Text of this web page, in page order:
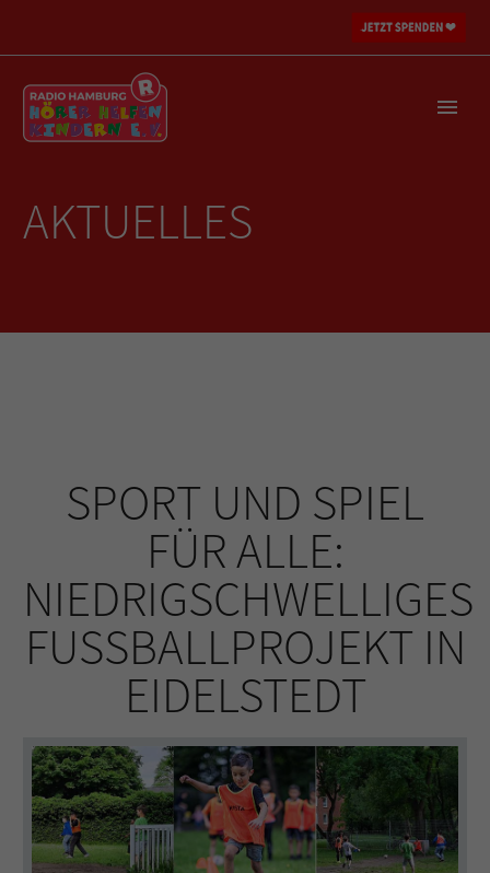
AKTUELLES
SPORT UND SPIEL
FÜR ALLE:
NIEDRIGSCHWELLIGES
FUSSBALLPROJEKT IN E
IDELSTEDT